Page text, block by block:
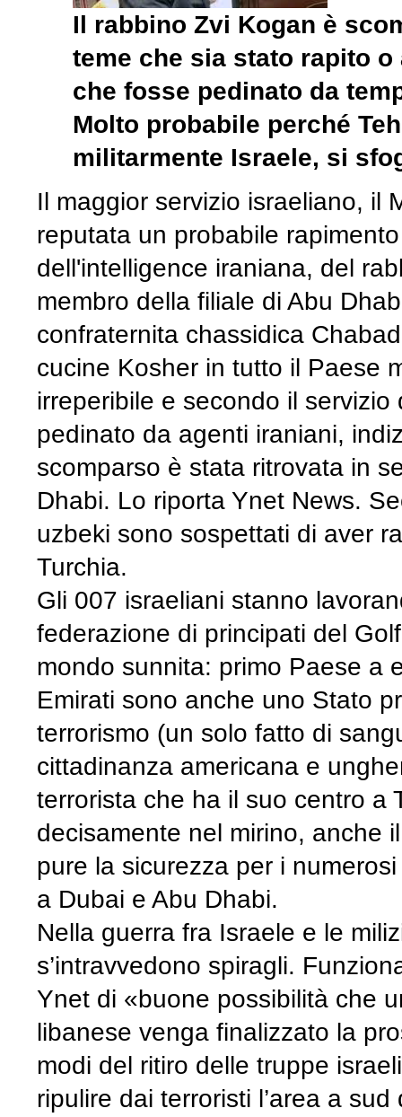
Il rabbino Zvi Kogan è
teme che sia stato rapito
che fosse pedinato da
Molto probabile perché
militarmente Israele, si
Il maggior servizio israeliano, il
reputata un probabile
dell'intelligence iraniana, del
membro della filiale di Abu
confraternita chassidica
cucine Kosher in tutto il Paese
irreperibile e secondo il
pedinato da agenti iraniani,
scomparso è stata ritrovata in
Dhabi. Lo riporta Ynet News.
uzbeki sono sospettati di aver
Turchia.
Gli 007 israeliani stanno
federazione di principati del
mondo sunnita: primo Paese a
Emirati sono anche uno Stato
terrorismo (un solo fatto di
cittadinanza americana e
terrorista che ha il suo centro a
decisamente nel mirino, anche
pure la sicurezza per i
a Dubai e Abu Dhabi.
Nella guerra fra Israele e le
s’intravvedono spiragli.
Ynet di «buone possibilità che
libanese venga finalizzato la
modi del ritiro delle truppe
ripulire dai terroristi l’area a